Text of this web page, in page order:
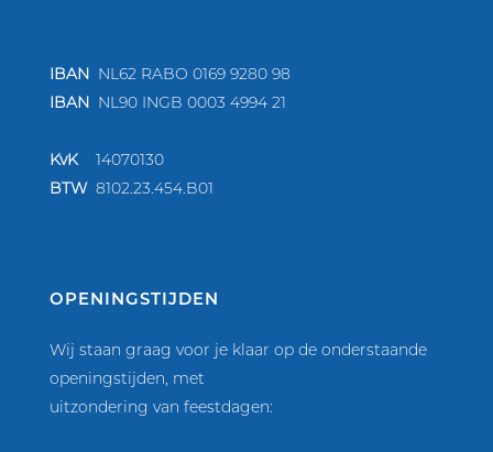
IBAN NL62 RABO 0169 9280 98
IBAN NL90 INGB 0003 4994 21
KvK
14070130
BTW8102.23.454.B01
OPENINGSTIJDEN
Wij staan graag voor je klaar op de onderstaande
openingstijden, met
uitzondering van feestdagen: